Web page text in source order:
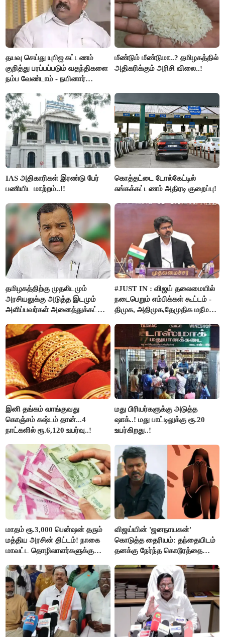
தயவு செய்து யுபிஐ கட்டணம்
குறித்து பரப்பப்படும் வதந்திகளை
நம்ப வேண்டாம் - நயினார்
மீண்டும் மீண்டுமா..? தமிழகத்தில்
அதிகரிக்கும் அரிசி விலை..!
IAS அதிகாரிகள் இரண்டு பேர்
பணியிட மாற்றம்..!!
கொத்தட்டை டோல்கேட்டில்
சுங்கக்கட்டணம் அதிரடி குறைப்பு!
தமிழகத்திற்கு முதலிடமும்
அரசியலுக்கு அடுத்த இடமும்
அளிப்பவர்கள் அனைத்துக்கட்சி
பங்கேற்பார்கள் - மாணிக்கம்
தாகூர்..!!
#JUST IN : விஜய் தலைமையில்
நடைபெறும் எம்பிக்கள் கூட்டம் -
திமுக, அதிமுக,தேமுதிக மநீம
இனி தங்கம் வாங்குவது
கொஞ்சம் கஷ்டம் தான்...4
நாட்களில் ரூ.6,120 உயர்வு..!
மது பிரியர்களுக்கு அடுத்த
ஷாக்..! மது பாட்டிலுக்கு ரூ.20
உயர்கிறது..!
மாதம் ரூ.3,000 பென்ஷன் தரும்
மத்திய அரசின் திட்டம்! நாகை
மாவட்ட தொழிலாளர்களுக்கு
செய்தி!
விஜய்யின் 'ஜனநாயகன்'
கொடுத்த தைரியம்: தந்தையிடம்
தனக்கு நேர்ந்த கொடூரத்தை